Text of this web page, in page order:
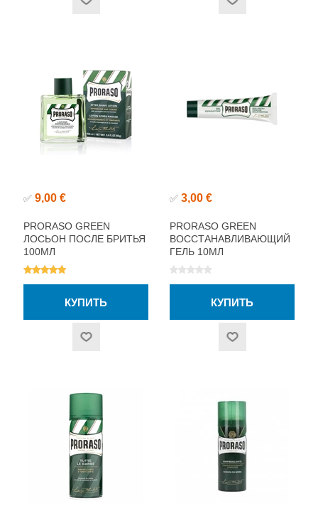
✅ 9,00 €
PRORASO GREEN
ЛОСЬОН ПОСЛЕ БРИТЬЯ
100МЛ
✅ 3,00 €
PRORASO GREEN
ВОССТАНАВЛИВАЮЩИЙ
ГЕЛЬ 10МЛ